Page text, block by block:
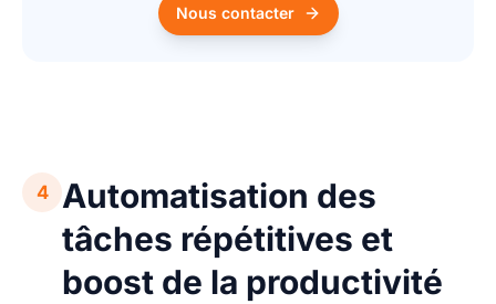
Nous contacter
4
Automatisation des
tâches répétitives et
boost de la productivité